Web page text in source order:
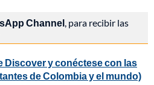
Channel , para recibir las
Discover y conéctese con las
de Colombia y el mundo)